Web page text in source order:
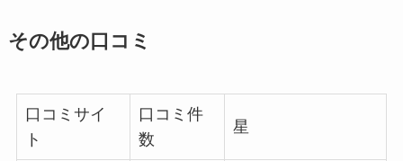
その他の口コミ
口コミサイ
ト
口コミ件
数
星